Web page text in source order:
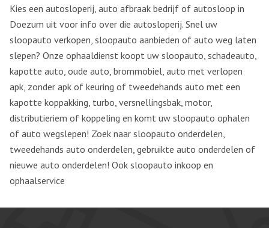
Kies een autosloperij, auto afbraak bedrijf of autosloop in
Doezum uit voor info over die autosloperij. Snel uw
sloopauto verkopen, sloopauto aanbieden of auto weg laten
slepen? Onze ophaaldienst koopt uw sloopauto, schadeauto,
kapotte auto, oude auto, brommobiel, auto met verlopen
apk, zonder apk of keuring of tweedehands auto met een
kapotte koppakking, turbo, versnellingsbak, motor,
distributieriem of koppeling en komt uw sloopauto ophalen
of auto wegslepen! Zoek naar sloopauto onderdelen,
tweedehands auto onderdelen, gebruikte auto onderdelen of
nieuwe auto onderdelen! Ook sloopauto inkoop en
ophaalservice